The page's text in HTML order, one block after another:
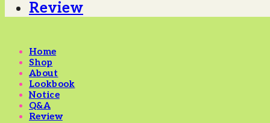
Review
Home
Shop
About
Lookbook
Notice
Q&A
Review